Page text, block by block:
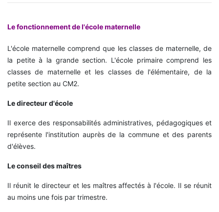
Le fonctionnement de l'école maternelle
L'école maternelle comprend que les classes de maternelle, de
la petite à la grande section. L'école primaire comprend les
classes de maternelle et les classes de l'élémentaire, de la
petite section au CM2.
Le directeur d'école
Il exerce des responsabilités administratives, pédagogiques et
représente l'institution auprès de la commune et des parents
d'élèves.
Le conseil des maîtres
Il réunit le directeur et les maîtres affectés à l'école. Il se réunit
au moins une fois par trimestre.